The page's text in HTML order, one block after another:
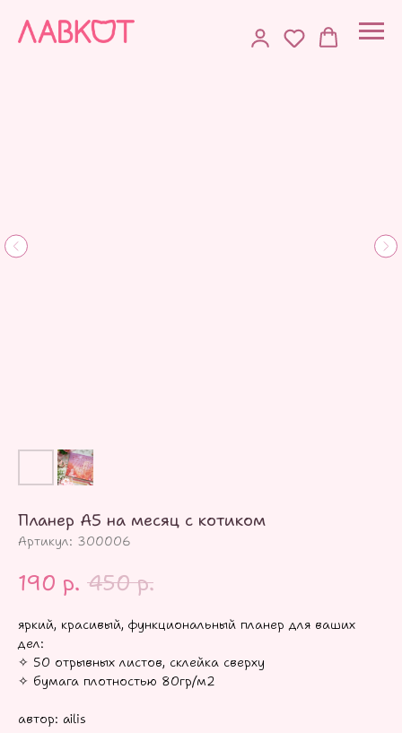
Планер А5 на месяц с котиком
Артикул: 300006
190 р. 450 р.
яркий, красивый, функциональный планер для ваших
дел:
✧ 50 отрывных листов, склейка сверху
✧ бумага плотностью 80гр/м2
автор: ailis